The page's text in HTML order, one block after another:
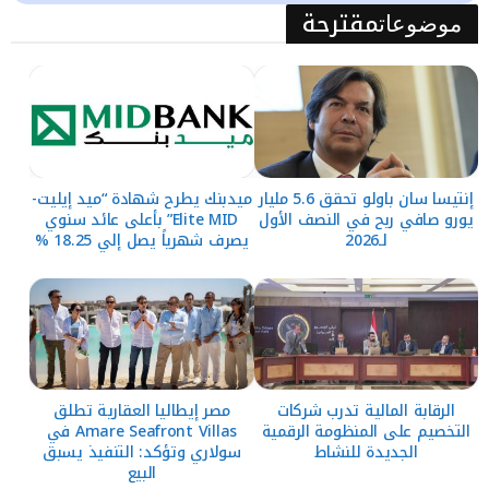
موضوعاتمقترحة
إنتيسا سان باولو تحقق 5.6 مليار
يورو صافي ربح في النصف الأول
لـ2026
ميدبنك يطرح شهادة “ميد إيليت-
Elite MID” بأعلى عائد سنوي
يصرف شهرياً يصل إلي 18.25 %
الرقابة المالية تدرب شركات
التخصيم على المنظومة الرقمية
الجديدة للنشاط
مصر إيطاليا العقارية تطلق
Amare Seafront Villas في
سولاري وتؤكد: التنفيذ يسبق
البيع